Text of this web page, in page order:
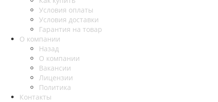
Условия оплаты
Условия доставки
Гарантия на товар
О компании
Назад
О компании
Вакансии
Лицензии
Политика
Контакты